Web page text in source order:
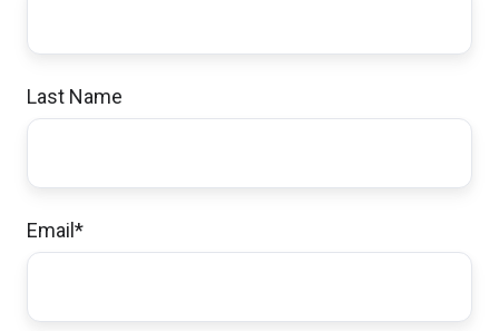
Last Name
Email *